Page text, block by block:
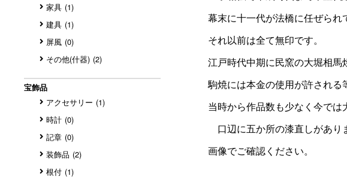
家具 (1)
建具 (1)
屏風 (0)
その他(什器) (2)
宝飾品
アクセサリー (1)
時計 (0)
記章 (0)
装飾品 (2)
根付 (1)